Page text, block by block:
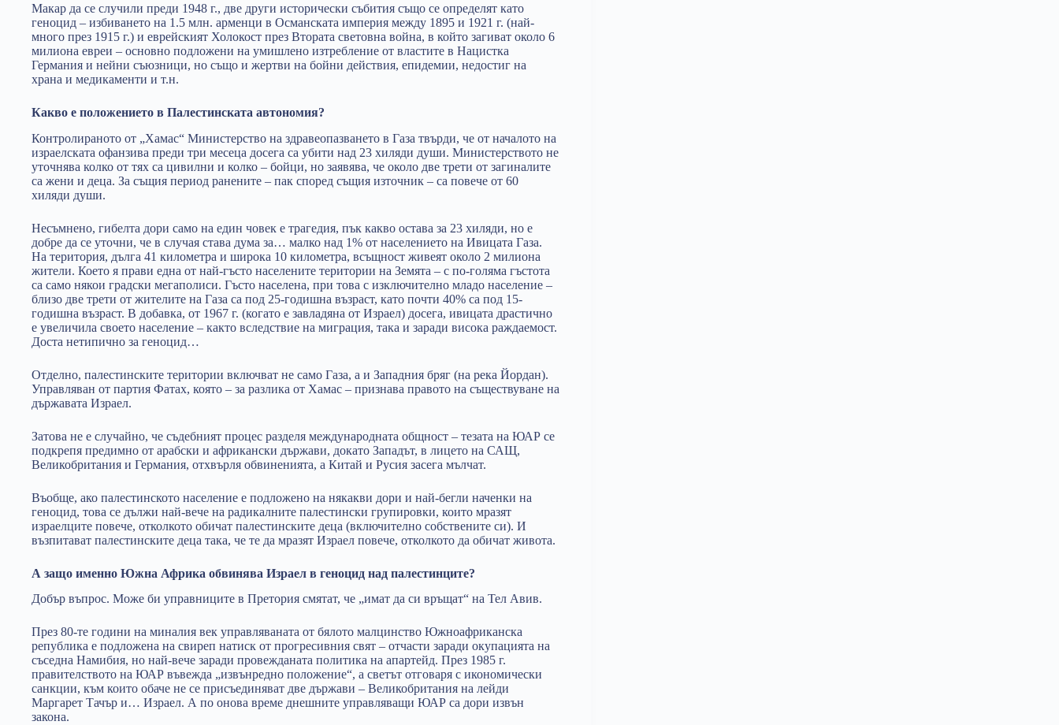
Макар да се случили преди 1948 г., две други исторически събития също се определят като
геноцид – избиването на 1.5 млн. арменци в Османската империя между 1895 и 1921 г. (най-
много през 1915 г.) и еврейският Холокост през Втората световна война, в който загиват около 6
милиона евреи – основно подложени на умишлено изтребление от властите в Нацистка
Германия и нейни съюзници, но също и жертви на бойни действия, епидемии, недостиг на
храна и медикаменти и т.н.
Какво е положението в Палестинската автономия?
Контролираното от „Хамас“ Министерство на здравеопазването в Газа твърди, че от началото на
израелската офанзива преди три месеца досега са убити над 23 хиляди души. Министерството не
уточнява колко от тях са цивилни и колко – бойци, но заявява, че около две трети от загиналите
са жени и деца. За същия период ранените – пак според същия източник – са повече от 60
хиляди души.
Несъмнено, гибелта дори само на един човек е трагедия, пък какво остава за 23 хиляди, но е
добре да се уточни, че в случая става дума за… малко над 1% от населението на Ивицата Газа.
На територия, дълга 41 километра и широка 10 километра, всъщност живеят около 2 милиона
жители. Което я прави една от най-гъсто населените територии на Земята – с по-голяма гъстота
са само някои градски мегаполиси. Гъсто населена, при това с изключително младо население –
близо две трети от жителите на Газа са под 25-годишна възраст, като почти 40% са под 15-
годишна възраст. В добавка, от 1967 г. (когато е завладяна от Израел) досега, ивицата драстично
е увеличила своето население – както вследствие на миграция, така и заради висока раждаемост.
Доста нетипично за геноцид…
Отделно, палестинските територии включват не само Газа, а и Западния бряг (на река Йордан).
Управляван от партия Фатах, която – за разлика от Хамас – признава правото на съществуване на
държавата Израел.
Затова не е случайно, че съдебният процес разделя международната общност – тезата на ЮАР се
подкрепя предимно от арабски и африкански държави, докато Западът, в лицето на САЩ,
Великобритания и Германия, отхвърля обвиненията, а Китай и Русия засега мълчат.
Въобще, ако палестинското население е подложено на някакви дори и най-бегли наченки на
геноцид, това се дължи най-вече на радикалните палестински групировки, които мразят
израелците повече, отколкото обичат палестинските деца (включително собствените си). И
възпитават палестинските деца така, че те да мразят Израел повече, отколкото да обичат живота.
А защо именно Южна Африка обвинява Израел в геноцид над палестинците?
Добър въпрос. Може би управниците в Претория смятат, че „имат да си връщат“ на Тел Авив.
През 80-те години на миналия век управляваната от бялото малцинство Южноафриканска
република е подложена на свиреп натиск от прогресивния свят – отчасти заради окупацията на
съседна Намибия, но най-вече заради провежданата политика на апартейд. През 1985 г.
правителството на ЮАР въвежда „извънредно положение“, а светът отговаря с икономически
санкции, към които обаче не се присъединяват две държави – Великобритания на лейди
Маргарет Тачър и… Израел. А по онова време днешните управляващи ЮАР са дори извън
закона.